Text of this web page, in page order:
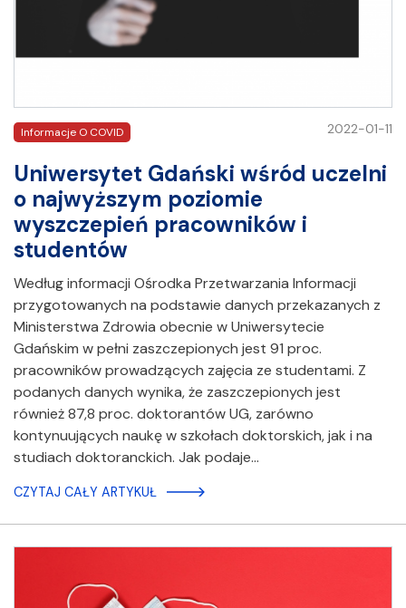
Informacje O COVID 2022-01-11
Uniwersytet Gdański wśród uczelni
o najwyższym poziomie
wyszczepień pracowników i
studentów
Według informacji Ośrodka Przetwarzania Informacji
przygotowanych na podstawie danych przekazanych z
Ministerstwa Zdrowia obecnie w Uniwersytecie
Gdańskim w pełni zaszczepionych jest 91 proc.
pracowników prowadzących zajęcia ze studentami. Z
podanych danych wynika, że zaszczepionych jest
również 87,8 proc. doktorantów UG, zarówno
kontynuujących naukę w szkołach doktorskich, jak i na
studiach doktoranckich. Jak podaje…
CZYTAJ CAŁY ARTYKUŁ